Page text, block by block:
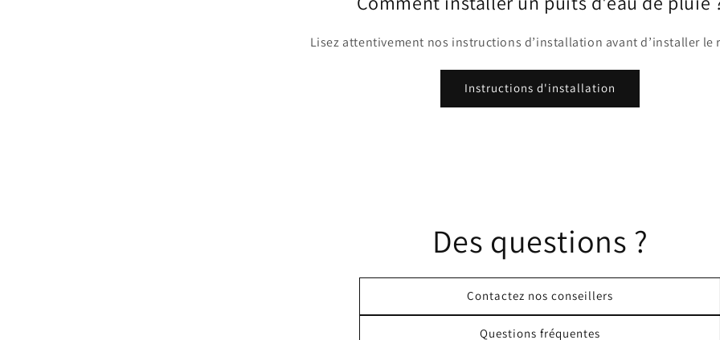
Lisez attentivement nos instructions d’installation avant d’installer le
Instructions d'installation
Des questions ?
Contactez nos conseillers
Questions fréquentes